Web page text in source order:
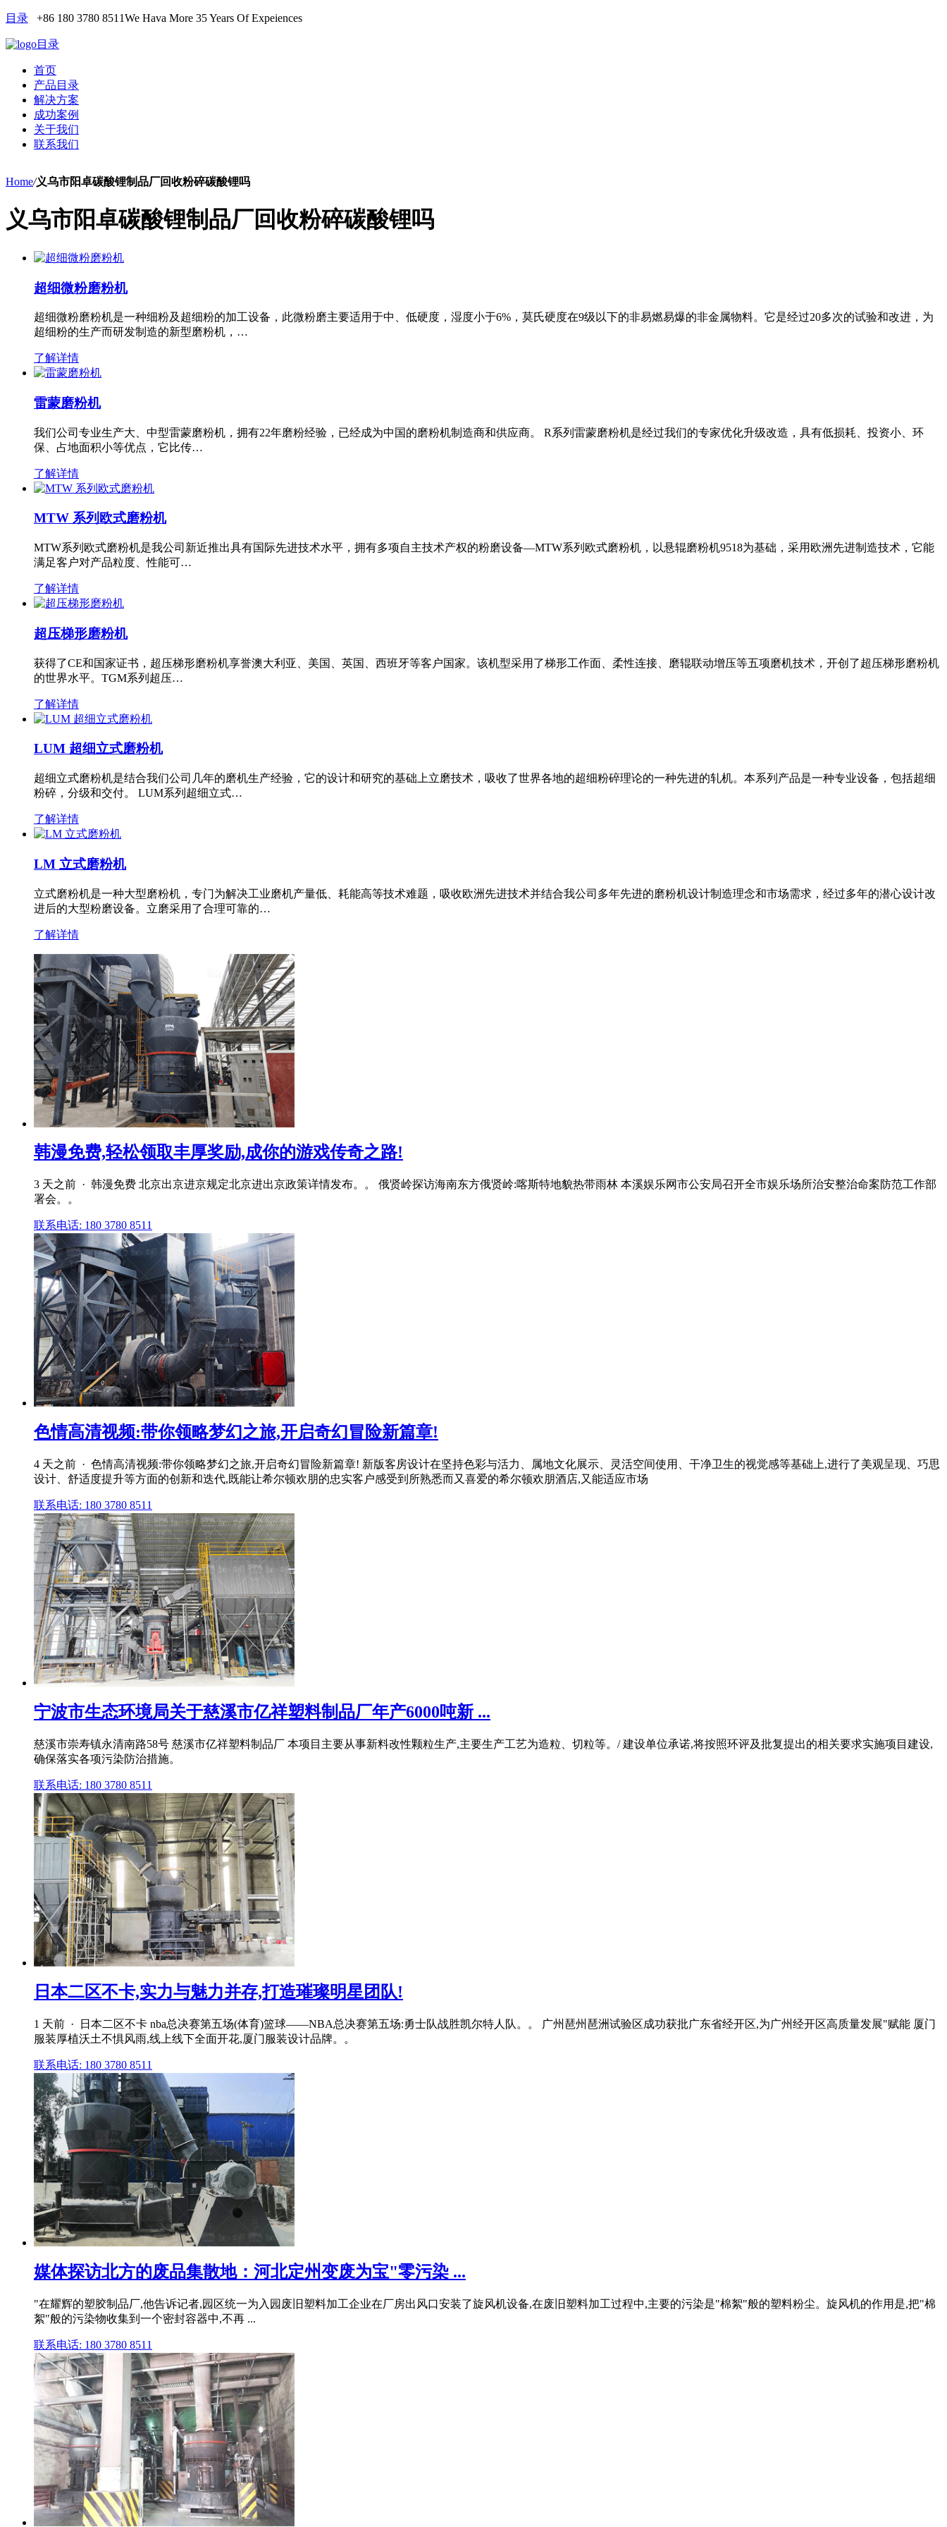
目录 +86 180 3780 8511We Hava More 35 Years Of Expeiences
目录
首页
产品目录
解决方案
成功案例
关于我们
联系我们
Home/义乌市阳卓碳酸锂制品厂回收粉碎碳酸锂吗
义乌市阳卓碳酸锂制品厂回收粉碎碳酸锂吗
超细微粉磨粉机
超细微粉磨粉机是一种细粉及超细粉的加工设备，此微粉磨主要适用于中、低硬度，湿度小于6%，莫氏硬度在9级以下的非易燃易爆的非金属物料。它是经过20多次的试验和改进，为
超细粉的生产而研发制造的新型磨粉机，…
了解详情
雷蒙磨粉机
我们公司专业生产大、中型雷蒙磨粉机，拥有22年磨粉经验，已经成为中国的磨粉机制造商和供应商。 R系列雷蒙磨粉机是经过我们的专家优化升级改造，具有低损耗、投资小、环
保、占地面积小等优点，它比传…
了解详情
MTW 系列欧式磨粉机
MTW系列欧式磨粉机是我公司新近推出具有国际先进技术水平，拥有多项自主技术产权的粉磨设备—MTW系列欧式磨粉机，以悬辊磨粉机9518为基础，采用欧洲先进制造技术，它能
满足客户对产品粒度、性能可…
了解详情
超压梯形磨粉机
获得了CE和国家证书，超压梯形磨粉机享誉澳大利亚、美国、英国、西班牙等客户国家。该机型采用了梯形工作面、柔性连接、磨辊联动增压等五项磨机技术，开创了超压梯形磨粉机
的世界水平。TGM系列超压…
了解详情
LUM 超细立式磨粉机
超细立式磨粉机是结合我们公司几年的磨机生产经验，它的设计和研究的基础上立磨技术，吸收了世界各地的超细粉碎理论的一种先进的轧机。本系列产品是一种专业设备，包括超细
粉碎，分级和交付。 LUM系列超细立式…
了解详情
LM 立式磨粉机
立式磨粉机是一种大型磨粉机，专门为解决工业磨机产量低、耗能高等技术难题，吸收欧洲先进技术并结合我公司多年先进的磨粉机设计制造理念和市场需求，经过多年的潜心设计改
进后的大型粉磨设备。立磨采用了合理可靠的…
了解详情
韩漫免费,轻松领取丰厚奖励,成你的游戏传奇之路!
3 天之前 · 韩漫免费 北京出京进京规定北京进出京政策详情发布。。 俄贤岭探访海南东方俄贤岭:喀斯特地貌热带雨林 本溪娱乐网市公安局召开全市娱乐场所治安整治命案防范工作部
署会。。
联系电话: 180 3780 8511
色情高清视频:带你领略梦幻之旅,开启奇幻冒险新篇章!
4 天之前 · 色情高清视频:带你领略梦幻之旅,开启奇幻冒险新篇章! 新版客房设计在坚持色彩与活力、属地文化展示、灵活空间使用、干净卫生的视觉感等基础上,进行了美观呈现、巧思
设计、舒适度提升等方面的创新和迭代,既能让希尔顿欢朋的忠实客户感受到所熟悉而又喜爱的希尔顿欢朋酒店,又能适应市场
联系电话: 180 3780 8511
宁波市生态环境局关于慈溪市亿祥塑料制品厂年产6000吨新 ...
慈溪市崇寿镇永清南路58号 慈溪市亿祥塑料制品厂 本项目主要从事新料改性颗粒生产,主要生产工艺为造粒、切粒等。/ 建设单位承诺,将按照环评及批复提出的相关要求实施项目建设,
确保落实各项污染防治措施。
联系电话: 180 3780 8511
日本二区不卡,实力与魅力并存,打造璀璨明星团队!
1 天前 · 日本二区不卡 nba总决赛第五场(体育)篮球——NBA总决赛第五场:勇士队战胜凯尔特人队。。 广州琶州琶洲试验区成功获批广东省经开区,为广州经开区高质量发展"赋能 厦门
服装厚植沃土不惧风雨,线上线下全面开花,厦门服装设计品牌。。
联系电话: 180 3780 8511
媒体探访北方的废品集散地：河北定州变废为宝"零污染 ...
"在耀辉的塑胶制品厂,他告诉记者,园区统一为入园废旧塑料加工企业在厂房出风口安装了旋风机设备,在废旧塑料加工过程中,主要的污染是"棉絮"般的塑料粉尘。旋风机的作用是,把"棉
絮"般的污染物收集到一个密封容器中,不再 ...
联系电话: 180 3780 8511